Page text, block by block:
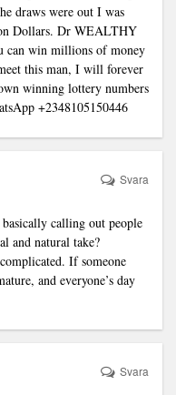
draws were out I was
Dollars. Dr WEALTHY
can win millions of money
this man, I will forever
winning lottery numbers
+2348105150446
calling out people
and natural take?
If someone
and everyone’s day
Svara
Svara